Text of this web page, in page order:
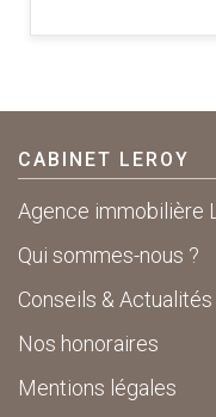
CABINET LEROY
Agence immobilière
Qui sommes-nous ?
Conseils & Actualités
Nos honoraires
Mentions légales